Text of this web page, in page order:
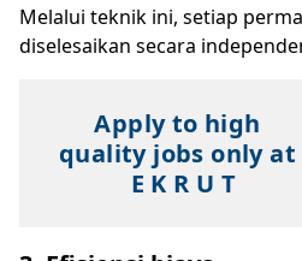
Melalui teknik ini, setiap
diselesaikan secara
Apply to high
quality jobs only at
E K R U T